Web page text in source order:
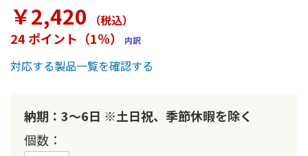
￥2,420 （税込）
24 ポイント（1％） 内訳
対応する製品一覧を確認する
納期：3～6日 ※土日祝、季節休暇を除く
個数
リ
ー
の
最
初
動
る